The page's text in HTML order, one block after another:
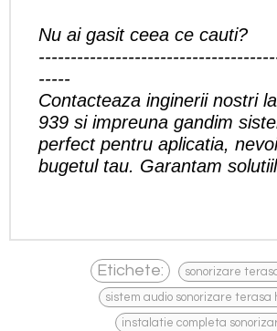
Nu ai gasit ceea ce cauti?
-----
Contacteaza inginerii nostri la
939 si impreuna gandim
perfect pentru aplicatia,
bugetul tau. Garantam
Etichete: sonorizare
sistem audio sonorizare terasa
instalatie completa